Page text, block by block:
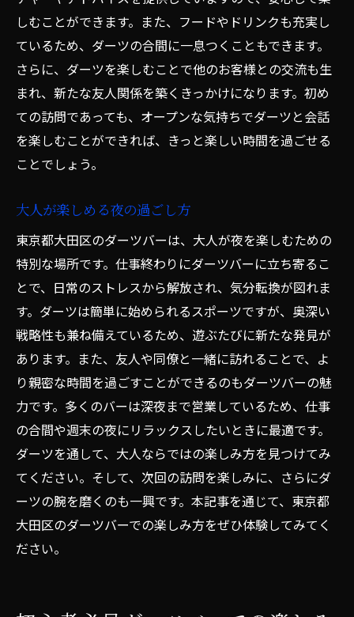
ダーツバー
初心者歓迎の親しみやすいバー
上級者も満足できる設備とサービス
ダーツの腕を競い合える場
多様なダーツゲームが楽しめる店舗紹介
初心者向けのレッスンを提供するバー
家族連れでも安心して楽しめるスペース
しむことができます。また、フードやドリンクも充実し
ているため、ダーツの合間に一息つくこともできます。
さらに、ダーツを楽しむことで他のお客様との交流も生
まれ、新たな友人関係を築くきっかけになります。初め
ての訪問であっても、オープンな気持ちでダーツと会話
を楽しむことができれば、きっと楽しい時間を過ごせる
ことでしょう。
大人が楽しめる夜の過ごし方
東京都大田区のダーツバーは、大人が夜を楽しむための
特別な場所です。仕事終わりにダーツバーに立ち寄るこ
とで、日常のストレスから解放され、気分転換が図れま
す。ダーツは簡単に始められるスポーツですが、奥深い
戦略性も兼ね備えているため、遊ぶたびに新たな発見が
あります。また、友人や同僚と一緒に訪れることで、よ
り親密な時間を過ごすことができるのもダーツバーの魅
力です。多くのバーは深夜まで営業しているため、仕事
の合間や週末の夜にリラックスしたいときに最適です。
ダーツを通して、大人ならではの楽しみ方を見つけてみ
てください。そして、次回の訪問を楽しみに、さらにダ
ーツの腕を磨くのも一興です。本記事を通じて、東京都
大田区のダーツバーでの楽しみ方をぜひ体験してみてく
ださい。